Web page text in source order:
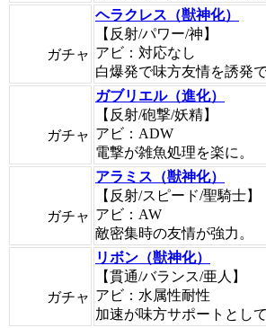
ガチャ
ヘラクレス（獣神化）
【反射/パワー/神】
アビ：対応なし
白爆発で味方友情を誘発で
ガチャ
ガブリエル（進化）
【反射/砲撃/妖精】
アビ：ADW
電撃が雑魚処理を楽に。
ガチャ
アラミス（獣神化）
【反射/スピード/聖騎士】
アビ：AW
敵密集時の友情が強力。
ガチャ
リボン（獣神化）
【貫通/バランス/亜人】
アビ：水属性耐性
加速が味方サポートとして